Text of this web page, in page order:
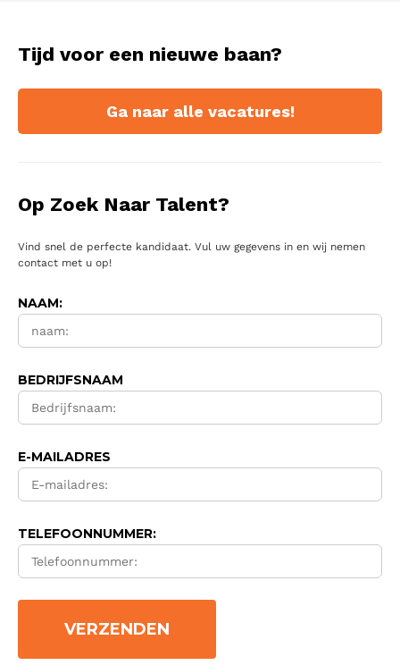
Berichten
paginering
1 2
Tijd voor een nieuwe baan?
Ga naar alle vacatures!
Op Zoek Naar Talent?
Vind snel de perfecte kandidaat. Vul uw gegevens in en wij nemen
contact met u op!
NAAM:
BEDRIJFSNAAM
E-MAILADRES
TELEFOONNUMMER: